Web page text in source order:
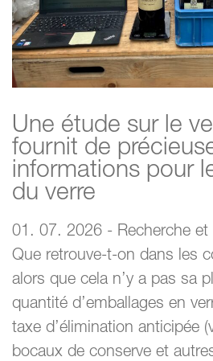
Une étude sur le
fournit de
informations pour
du verre
01. 07. 2026 - Recherche et
Que retrouve-t-on dans les
alors que cela n’y a pas sa
quantité d’emballages en
taxe d’élimination anticipée
bocaux de conserve et